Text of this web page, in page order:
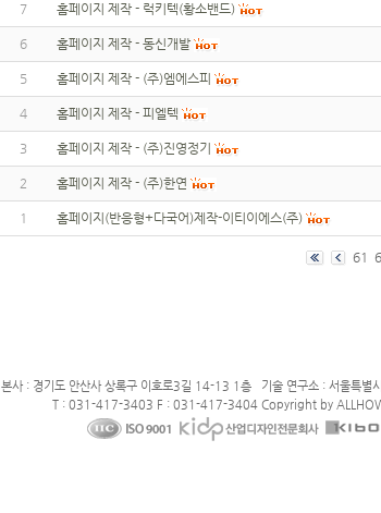
7 홈페이지 제작 - 럭키텍(황소밴드)
6 홈페이지 제작 - 동신개발
5 홈페이지 제작 - (주)엠에스피
4 홈페이지 제작 - 피엘텍
3 홈페이지 제작 - (주)진영정기
2 홈페이지 제작 - (주)한연
1 홈페이지(반응형+다국어)제작-이티이에스(주)
61
본사 : 경기도 안산사 상록구 이호로3길 14-13 1층 기술 연구소 : 서울특별
T : 031-417-3403 F : 031-417-3404 Copyright by ALLHOW